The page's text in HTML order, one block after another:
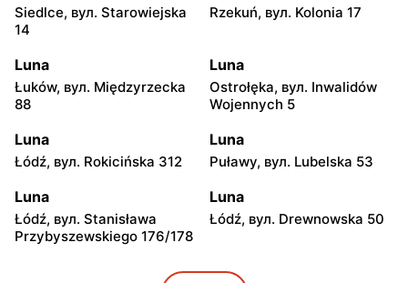
Siedlce, вул. Starowiejska
14
Rzekuń, вул. Kolonia 17
Luna
Łuków, вул. Międzyrzecka
88
Luna
Ostrołęka, вул. Inwalidów
Wojennych 5
Luna
Łódź, вул. Rokicińska 312
Luna
Puławy, вул. Lubelska 53
Luna
Łódź, вул. Stanisława
Przybyszewskiego 176/178
Luna
Łódź, вул. Drewnowska 50
Luna